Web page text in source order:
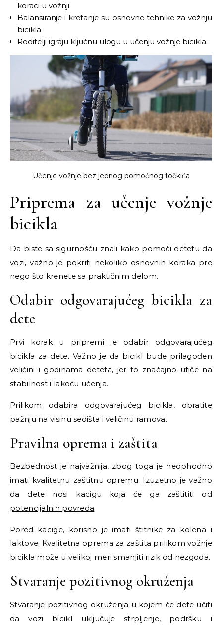
koraci u vožnji.
Balansiranje i kretanje su osnovne tehnike za vožnju
bicikla.
Roditelji igraju ključnu ulogu u učenju vožnje bicikla.
Učenje vožnje bez jednog pomoćnog točkića
Priprema za učenje vožnje
bicikla
Da biste sa sigurnošću znali kako pomoći detetu da
vozi, važno je pokriti nekoliko osnovnih koraka pre
nego što krenete sa praktičnim delom.
Odabir odgovarajućeg bicikla za
dete
Prvi korak u pripremi je odabir odgovarajućeg
bicikla za dete. Važno je da bicikl bude prilagođen
veličini i godinama deteta, jer to značajno utiče na
stabilnost i lakoću učenja.
Prilikom odabira odgovarajućeg bicikla, obratite
pažnju na visinu sedišta i veličinu ramova.
Pravilna oprema i zaštita
Bezbednost je najvažnija, zbog toga je neophodno
imati kvalitetnu zaštitnu opremu. Izuzetno je važno
da dete nosi kacigu koja će ga zaštititi od
potencijalnih povreda.
Pored kacige, korisno je imati štitnike za kolena i
laktove. Kvalitetna oprema za zaštita prilikom vožnje
bicikla može u velikoj meri smanjiti rizik od nezgoda.
Stvaranje pozitivnog okruženja
Stvaranje pozitivnog okruženja u kojem će dete učiti
da vozi bicikl uključuje strpljenje, podršku i